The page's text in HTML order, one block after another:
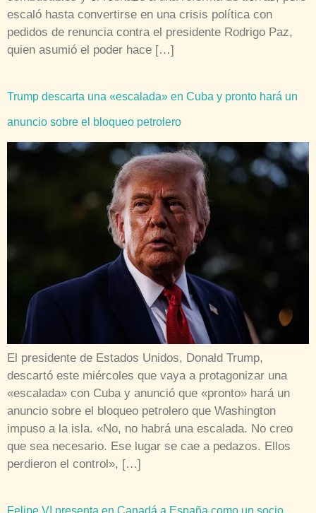
escaló hasta convertirse en una crisis política con
pedidos de renuncia contra el presidente Rodrigo Paz,
quien asumió el poder hace […]
Trump descarta una «escalada» en Cuba y pronto hará un
anuncio sobre el bloqueo petrolero
El presidente de Estados Unidos, Donald Trump,
descartó este miércoles que vaya a protagonizar una
«escalada» con Cuba y anunció que «pronto» hará un
anuncio sobre el bloqueo petrolero que Washington
impuso a la isla. «No, no habrá una escalada. No creo
que sea necesario. Ese lugar se cae a pedazos. Ellos
perdieron el control», […]
Felipe VI presenta en Canadá a España como un socio